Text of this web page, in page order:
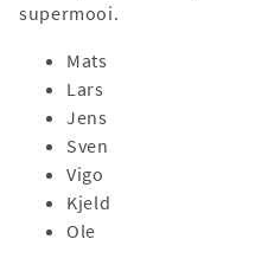
supermooi.
Mats
Lars
Jens
Sven
Vigo
Kjeld
Ole